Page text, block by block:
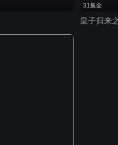
31集全
皇子归来